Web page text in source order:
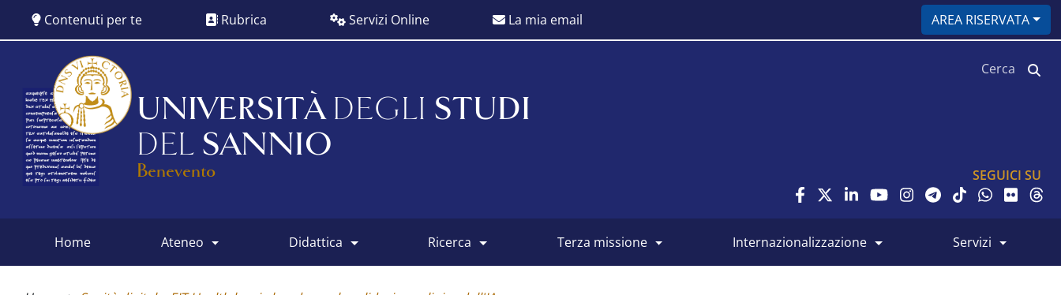
contenuto
Contenuti per te Rubrica Servizi Online La mia email AREA RISERVATA
UNIVERSITÀ DEGLI STUDI
DEL SANNIO
Benevento SEGUICI SU
menu
home ateneo didattica ricerca terza missione internazionalizzazione servizi